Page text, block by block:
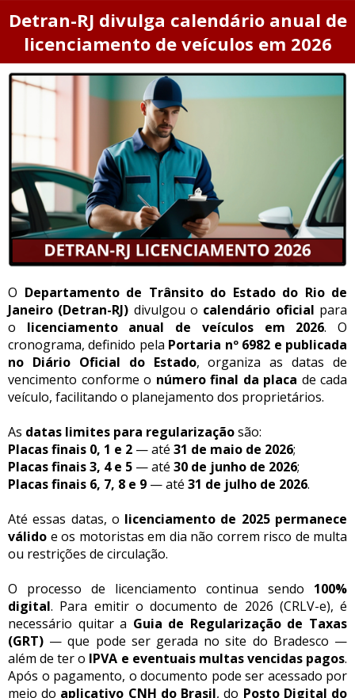
Detran-RJ divulga calendário anual de
licenciamento de veículos em 2026
O Departamento de Trânsito do Estado do Rio de
Janeiro (Detran-RJ) divulgou o calendário oficial para
o licenciamento anual de veículos em 2026. O
cronograma, definido pela Portaria nº 6982 e publicada
no Diário Oficial do Estado, organiza as datas de
vencimento conforme o número final da placa de cada
veículo, facilitando o planejamento dos proprietários.
As datas limites para regularizaçãosão:
Placas finais 0, 1 e 2 — até 31 de maio de 2026;
Placas finais 3, 4 e 5 — até 30 de junho de 2026;
Placas finais 6, 7, 8 e 9 — até 31 de julho de 2026.
Até essas datas, o licenciamento de 2025 permanece
válido e os motoristas em dia não correm risco de multa
ou restrições de circulação.
O processo de licenciamento continua sendo 100%
digital. Para emitir o documento de 2026 (CRLV-e), é
necessário quitar a Guia de Regularização de Taxas
(GRT) — que pode ser gerada no site do Bradesco —
além de ter o IPVA e eventuais multas vencidas pagos.
Após o pagamento, o documento pode ser acessado por
meio do aplicativo CNH do Brasil, do Posto Digital do